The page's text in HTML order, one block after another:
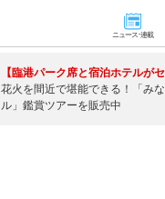
ニュース･連載
【臨港パーク席と宿泊ホテルがセ
花火を間近で堪能できる！「み
ル」鑑賞ツアーを販売中